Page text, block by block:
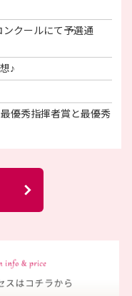
クールにて予選通
♪
優秀指揮者賞と最優秀